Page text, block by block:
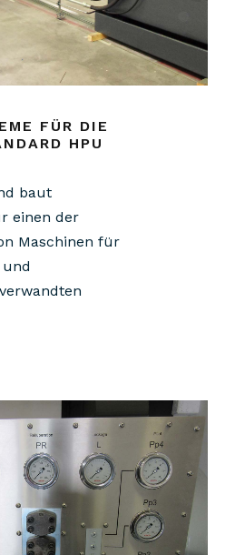
FÜR DIE
HPU
baut
einen der
Maschinen für